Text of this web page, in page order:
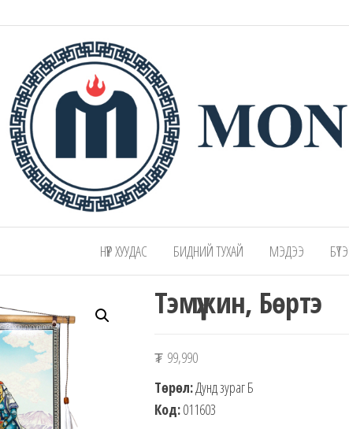
Монтулга ХХК – Montulga LLC
НҮҮР ХУУДАС БИДНИЙ ТУХАЙ МЭДЭЭ
Тэмүүжин, Бөртэ
₮ 99,990
Төрөл:Дунд зураг Б
Код:011603